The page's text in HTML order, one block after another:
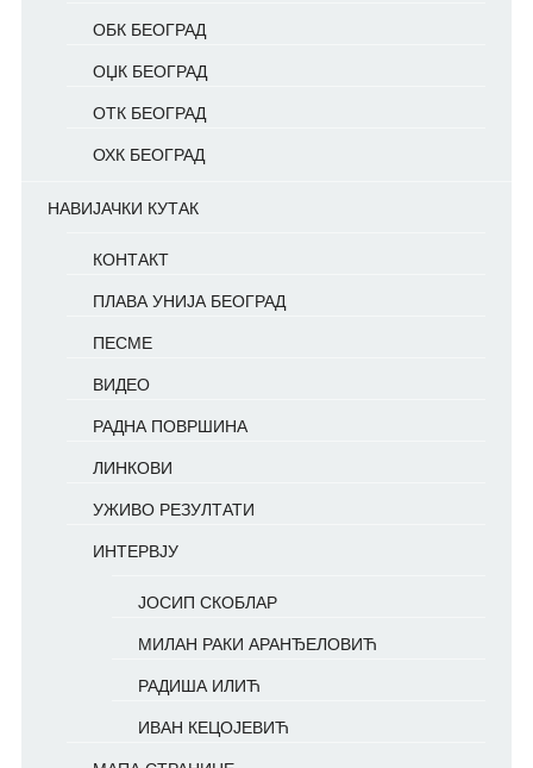
ОБК БЕОГРАД
ОЏК БЕОГРАД
ОТК БЕОГРАД
ОХК БЕОГРАД
НАВИЈАЧКИ КУТАК
КОНТАКТ
ПЛАВА УНИЈА БЕОГРАД
ПЕСМЕ
ВИДЕО
РАДНА ПОВРШИНА
ЛИНКОВИ
УЖИВО РЕЗУЛТАТИ
ИНТЕРВЈУ
ЈОСИП СКОБЛАР
МИЛАН РАКИ АРАНЂЕЛОВИЋ
РАДИША ИЛИЋ
ИВАН КЕЦОЈЕВИЋ